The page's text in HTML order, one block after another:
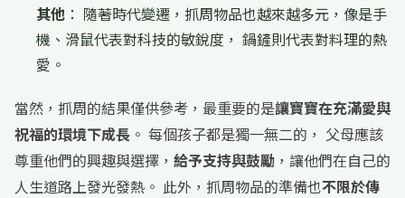
其他 ： 隨著時代變遷，抓周物品也越來越多元，像是手
機、滑鼠代表對科技的敏銳度， 鍋鏟則代表對料理的熱
愛。
當然，抓周的結果僅供參考，最重要的是讓寶寶在充滿愛與
祝福的環境下成長 。 每個孩子都是獨一無二的， 父母應該
尊重他們的興趣與選擇， 給予支持與鼓勵 ，讓他們在自己的
人生道路上發光發熱。 此外，抓周物品的準備也不限於傳